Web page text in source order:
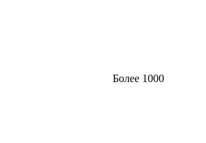
Более 1000